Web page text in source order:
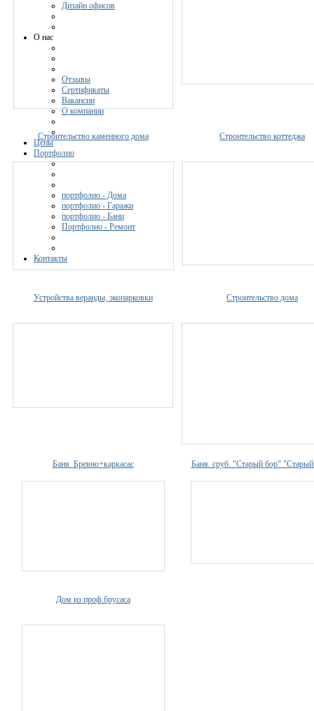
Дизайн офисов
О нас
Отзывы
Сертификаты
Вакансии
О компании
Цены
Портфолио
портфолио - Дома
портфолио - Гаражи
портфолио - Бани
Портфолио - Ремонт
Контакты
Строительство каменного дома Строительство коттеджа
Устройства веранды, экопарковки Строительство дома
Баня. Бревно+каркасас Баня. сруб. "Старый бор"
Дом из проф.брусаса